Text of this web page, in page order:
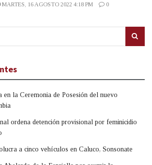
MARTES, 16 AGOSTO 2022 4:18 PM
0
en la Ceremonia de Posesión del nuevo
ordena detención provisional por feminicidio
a cinco vehículos en Caluco, Sonsonate